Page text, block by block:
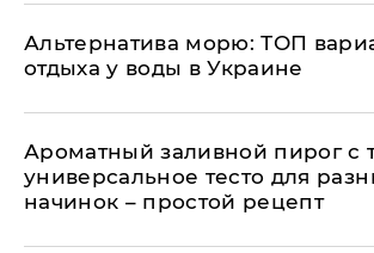
Альтернатива морю: ТОП
отдыха у воды в Украине
Ароматный заливной пирог с
универсальное тесто для
начинок – простой рецепт